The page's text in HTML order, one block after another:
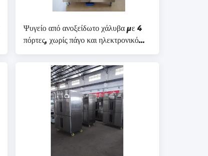
Ψυγείο από ανοξείδωτο χάλυβα με 4
πόρτες, χωρίς πάγο και ηλεκτρονικό
έλεγχο θερμοκρασίας